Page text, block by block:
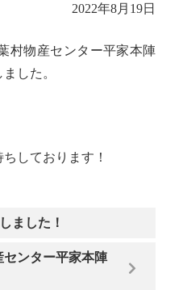
2022年8月19日
村物産センター平家本陣
した。
しております！
ました！
センター平家本陣